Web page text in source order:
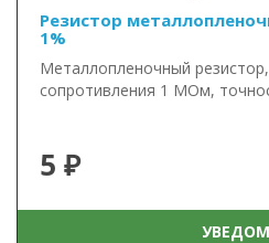
Резистор
1%
Металлопленочный
сопротивления 1 МОм,
5 ₽